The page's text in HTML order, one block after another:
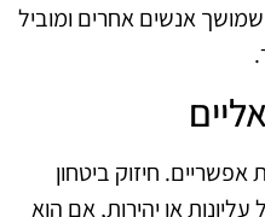
אנשים אחרים ומוביל
אפשריים. חיזוק ביטחון
או יהירות, אם הוא